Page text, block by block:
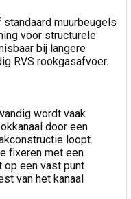
muurbeugels
voor structurele
bij langere
RVS rookgasafvoer.
wordt vaak
door een
loopt.
fixeren met een
een vast punt
van het kanaal